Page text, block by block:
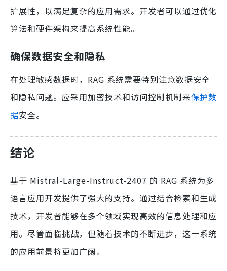
扩展性，以满足复杂的应用需求。开发者可以通过优化
算法和硬件架构来提高系统性能。
确保数据安全和隐私
在处理敏感数据时，RAG 系统需要特别注意数据安全
和隐私问题。应采用加密技术和访问控制机制来保护数
据安全。
结论
基于 Mistral-Large-Instruct-2407 的 RAG 系统为多
语言应用开发提供了强大的支持。通过结合检索和生成
技术，开发者能够在多个领域实现高效的信息处理和应
用。尽管面临挑战，但随着技术的不断进步，这一系统
的应用前景将更加广阔。